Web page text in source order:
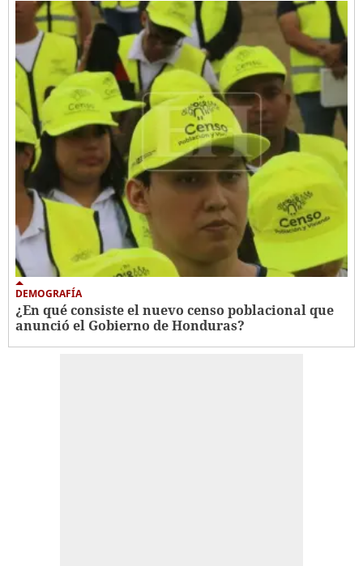
DEMOGRAFÍA
¿En qué consiste el nuevo censo poblacional que
anunció el Gobierno de Honduras?